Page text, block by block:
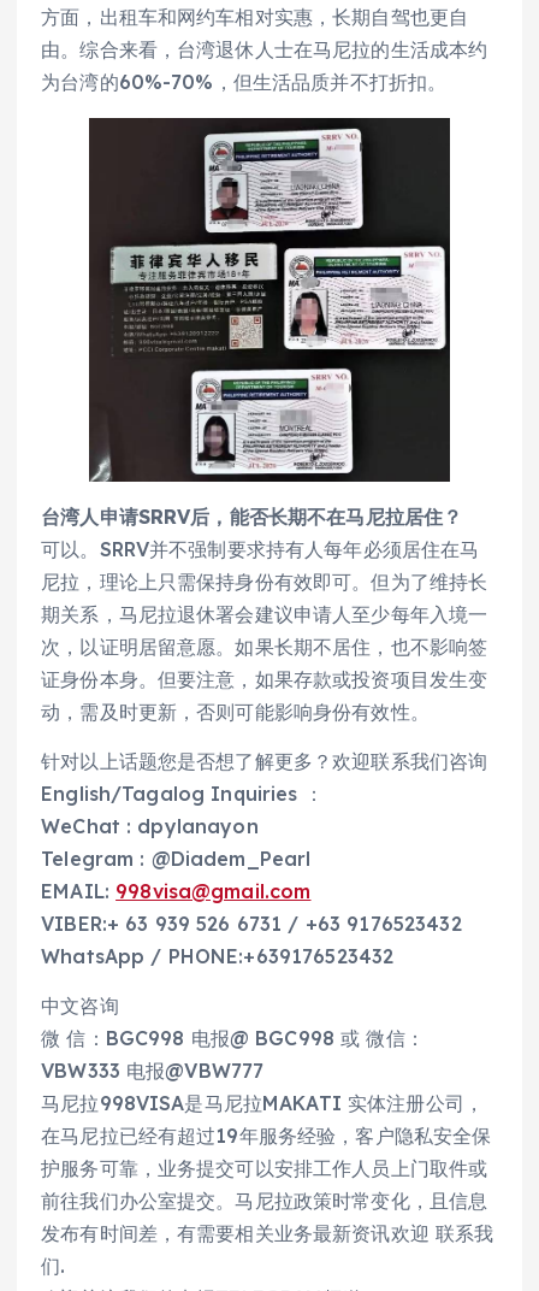
方面，出租车和网约车相对实惠，长期自驾也更自
由。综合来看，台湾退休人士在马尼拉的生活成本约
为台湾的60%-70%，但生活品质并不打折扣。
台湾人申请SRRV后，能否长期不在马尼拉居住？
可以。SRRV并不强制要求持有人每年必须居住在马
尼拉，理论上只需保持身份有效即可。但为了维持长
期关系，马尼拉退休署会建议申请人至少每年入境一
次，以证明居留意愿。如果长期不居住，也不影响签
证身份本身。但要注意，如果存款或投资项目发生变
动，需及时更新，否则可能影响身份有效性。
针对以上话题您是否想了解更多？欢迎联系我们咨询
English/Tagalog Inquiries ：
WeChat : dpylanayon
Telegram : @Diadem_Pearl
EMAIL: 998visa@gmail.com
VIBER:+ 63 939 526 6731 / +63 9176523432
WhatsApp / PHONE:+639176523432
中文咨询
微 信：BGC998 电报@ BGC998 或 微信：
VBW333 电报@VBW777
马尼拉998VISA是马尼拉MAKATI 实体注册公司，
在马尼拉已经有超过19年服务经验，客户隐私安全保
护服务可靠，业务提交可以安排工作人员上门取件或
前往我们办公室提交。马尼拉政策时常变化，且信息
发布有时间差，有需要相关业务最新资讯欢迎 联系我
们.